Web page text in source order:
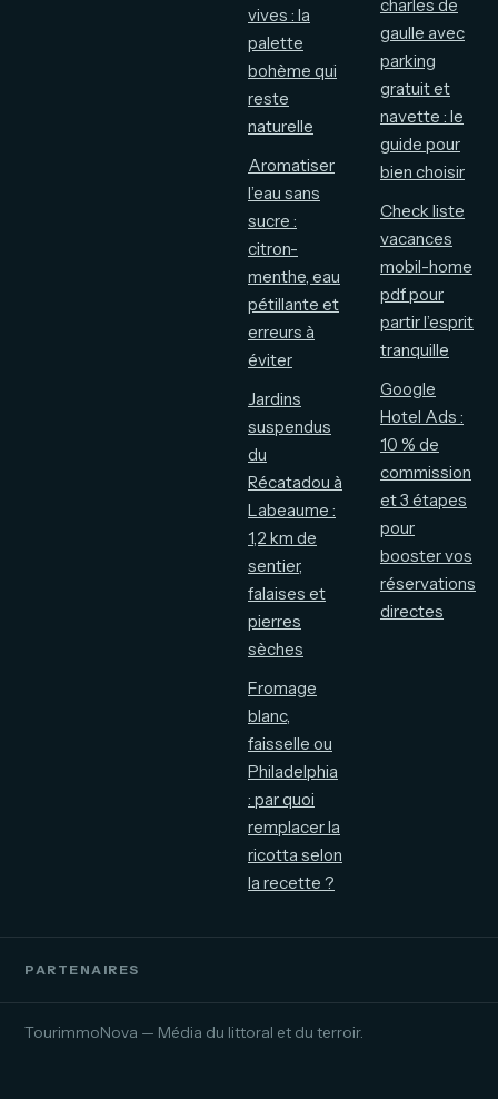
vives : la
palette
bohème qui
reste
naturelle
Aromatiser
l’eau sans
sucre :
citron-
menthe, eau
pétillante et
erreurs à
éviter
Jardins
suspendus
du
Récatadou à
Labeaume :
1,2 km de
sentier,
falaises et
pierres
sèches
Fromage
blanc,
faisselle ou
Philadelphia
: par quoi
remplacer la
ricotta selon
la recette ?
charles de
gaulle avec
parking
gratuit et
navette : le
guide pour
bien choisir
Check liste
vacances
mobil-home
pdf pour
partir l’esprit
tranquille
Google
Hotel Ads :
10 % de
commission
et 3 étapes
pour
booster vos
réservations
directes
PARTENAIRES
TourimmoNova — Média du littoral et du terroir.